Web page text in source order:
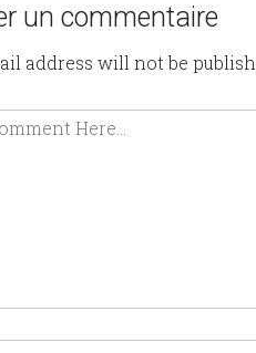
un commentaire
address will not be